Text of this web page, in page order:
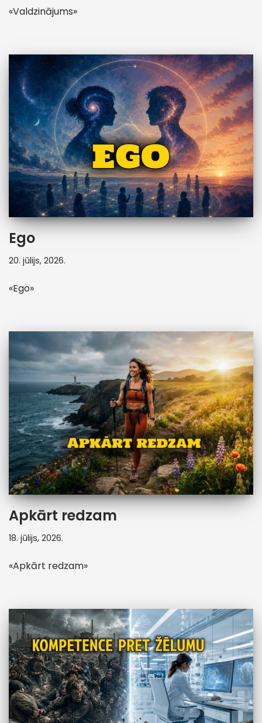
«Valdzinājums»
Ego
20. jūlijs, 2026.
«Ego»
Apkārt redzam
18. jūlijs, 2026.
«Apkārt redzam»